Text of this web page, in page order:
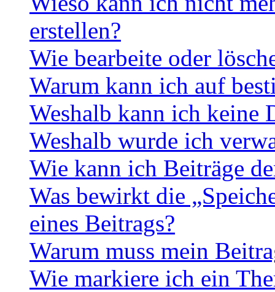
erstellen?
Wie bearbeite oder
Warum kann ich auf
Weshalb kann ich keine
Weshalb wurde ich
Wie kann ich Beiträge
Was bewirkt die
eines Beitrags?
Warum muss mein
Wie markiere ich ein